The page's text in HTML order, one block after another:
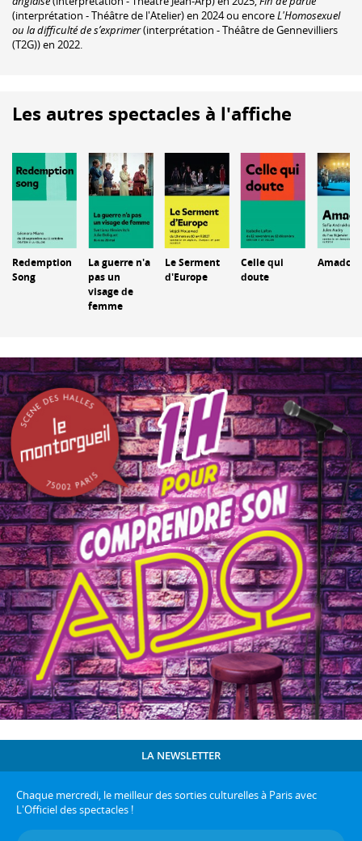
(interprétation - Théâtre de l'Atelier) en 2024 ou encoreL'Homosexuel
ou la difficulté de s’exprimer(interprétation - Théâtre de Gennevilliers
(T2G)) en 2022.
Les autres spectacles à l'affiche
Redemption
Song
La guerre n'a
pas un
visage de
femme
Le Serment
d'Europe
Celle qui
doute
Amadoca
LA NEWSLETTER
Chaque mercredi, le meilleur des sorties culturelles à Paris avec
L'Officiel des spectacles !